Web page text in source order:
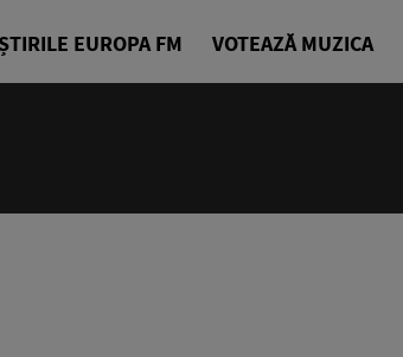
ȘTIRILE EUROPA FM VOTEAZĂ MUZICA